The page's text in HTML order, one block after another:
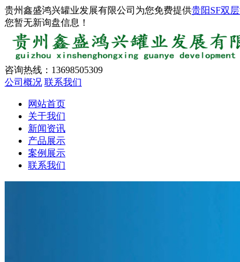
贵州鑫盛鸿兴罐业发展有限公司为您免费提供贵阳SF双
您暂无新询盘信息！
咨询热线： 13698505309
公司概况 联系我们
网站首页
关于我们
新闻资讯
产品展示
案例展示
联系我们